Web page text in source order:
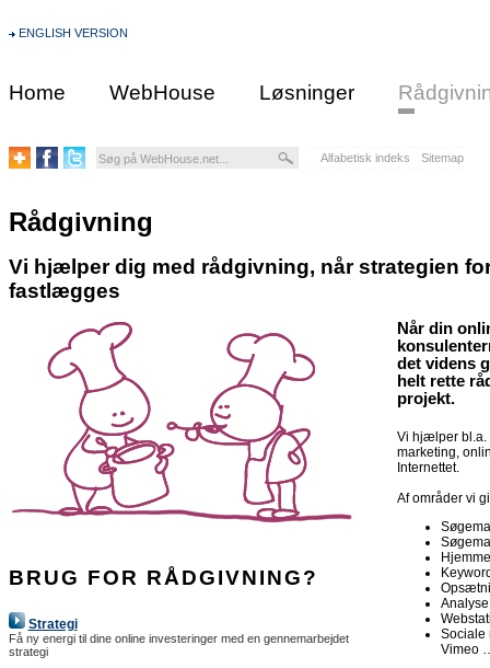
ENGLISH VERSION
Home WebHouse Løsninger
Alfabetisk indeks Sitemap
Rådgivning
Vi hjælper dig med rådgivning, når strategien
fastlægges
BRUG FOR RÅDGIVNING?
Strategi
Få ny energi til dine online investeringer med en gennemarbejdet
strategi
Når din
det videns
helt rette
projekt.
Vi hjælper bl.a.
marketing,
Internettet.
Af områder vi
Sociale
Vimeo